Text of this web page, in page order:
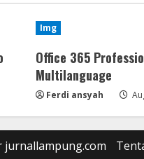
Img
Office 365
Multilanguage
Ferdi ansyah
jurnallampung.com